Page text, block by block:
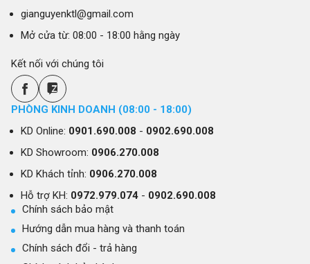
gianguyenktl@gmail.com
Mở cửa từ: 08:00 - 18:00 hằng ngày
Kết nối với chúng tôi
PHÒNG KINH DOANH (08:00 - 18:00)
KD Online: 0901.690.008 - 0902.690.008
KD Showroom: 0906.270.008
KD Khách tỉnh: 0906.270.008
Hỗ trợ KH: 0972.979.074- 0902.690.008
Chính sách bảo mật
Hướng dẫn mua hàng và thanh toán
Chính sách đổi - trả hàng